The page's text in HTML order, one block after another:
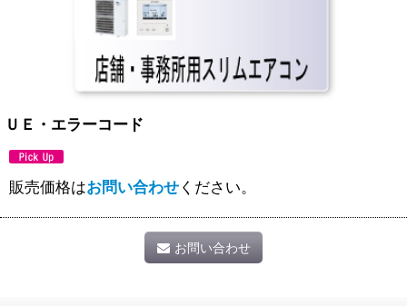
ＵＥ・エラーコード
販売価格はお問い合わせください。
お問い合わせ